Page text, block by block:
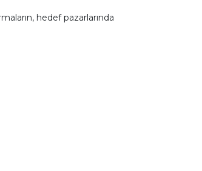
hedef pazarlarında